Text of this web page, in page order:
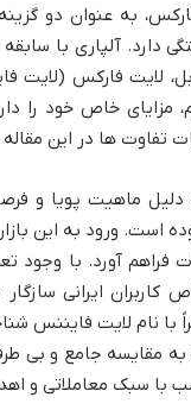
به عنوان دو
دارد. آلپاری با
خاص خود را
تفاوت ها در این
دلیل ماهیت پویا و
است. ورود به این
فراهم آورد. با وجود
ایرانی
با نام لایت فایننس
مقایسه جامع و بی
با سبک معاملاتی و